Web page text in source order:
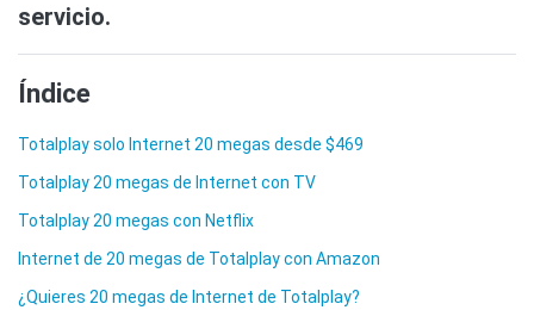
servicio.
Índice
Totalplay solo Internet 20 megas desde $469
Totalplay 20 megas de Internet con TV
Totalplay 20 megas con Netflix
Internet de 20 megas de Totalplay con Amazon
¿Quieres 20 megas de Internet de Totalplay?